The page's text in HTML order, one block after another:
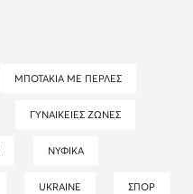
ΜΠΟΤΆΚΙΑ ΜΕ ΠΈΡΛΕΣ
ΓΥΝΑΙΚΕΊΕΣ ΖΏΝΕΣ
ΝΥΦΙΚΆ
UKRAINE ΣΠΟΡ